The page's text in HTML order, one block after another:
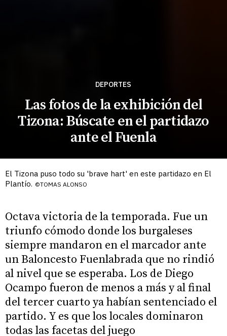
DEPORTES
Las fotos de la exhibición del
Tizona: Búscate en el partidazo
ante el Fuenla
El Tizona puso todo su 'brave hart' en este partidazo en El
Plantío. ©TOMAS ALONSO
Octava victoria de la temporada. Fue un
triunfo cómodo donde los burgaleses
siempre mandaron en el marcador ante
un Baloncesto Fuenlabrada que no rindió
al nivel que se esperaba. Los de Diego
Ocampo fueron de menos a más y al final
del tercer cuarto ya habían sentenciado el
partido. Y es que los locales dominaron
todas las facetas del juego